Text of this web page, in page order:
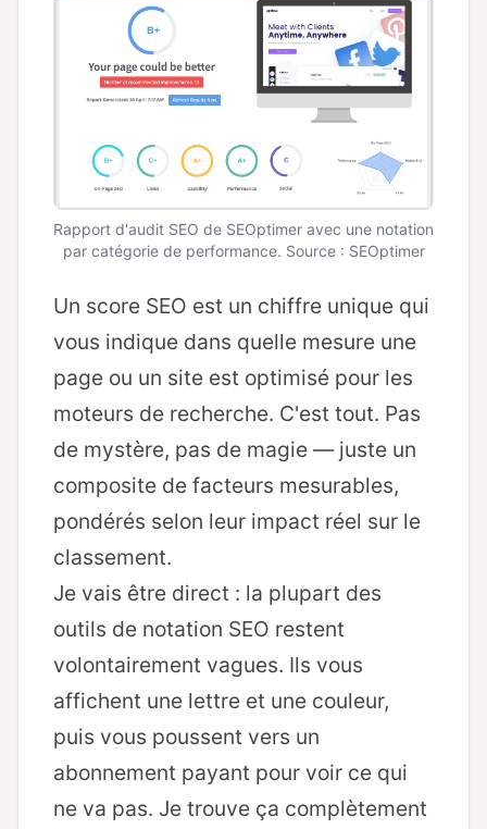
Rapport d'audit SEO de SEOptimer avec une notation
par catégorie de performance. Source : SEOptimer
Un score SEO est un chiffre unique qui
vous indique dans quelle mesure une
page ou un site est optimisé pour les
moteurs de recherche. C'est tout. Pas
de mystère, pas de magie — juste un
composite de facteurs mesurables,
pondérés selon leur impact réel sur le
classement.
Je vais être direct : la plupart des
outils de notation SEO restent
volontairement vagues. Ils vous
affichent une lettre et une couleur,
puis vous poussent vers un
abonnement payant pour voir ce qui
ne va pas. Je trouve ça complètement